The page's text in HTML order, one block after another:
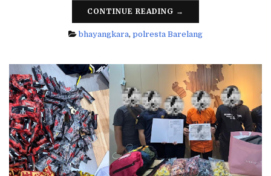
CONTINUE READING →
bhayangkara, polresta Barelang